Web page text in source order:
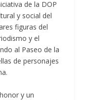
de la DOP
y social del
figuras del
y el
al Paseo de la
de personajes
y un